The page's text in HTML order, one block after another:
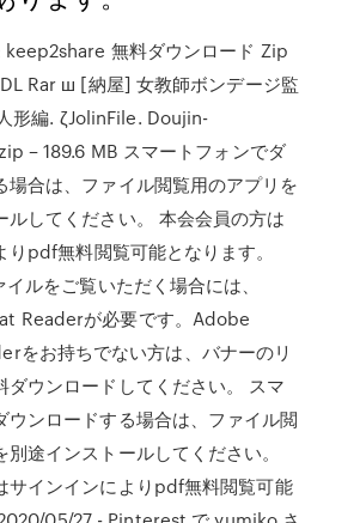
無料ダウンロード Zip
Rar ш [納屋] 女教師ボンデージ監
形編. ζJolinFile. Doujin-
– 189.6 MB スマートフォンでダ
場合は、ファイル閲覧用のアプリを
ルしてください。 本会会員の方は
りpdf無料閲覧可能となります。
ルをご覧いただく場合には、
Readerが必要です。Adobe
をお持ちでない方は、バナーのリ
ダウンロードしてください。 スマ
ウンロードする場合は、ファイル閲
途インストールしてください。
サインインによりpdf無料閲覧可能